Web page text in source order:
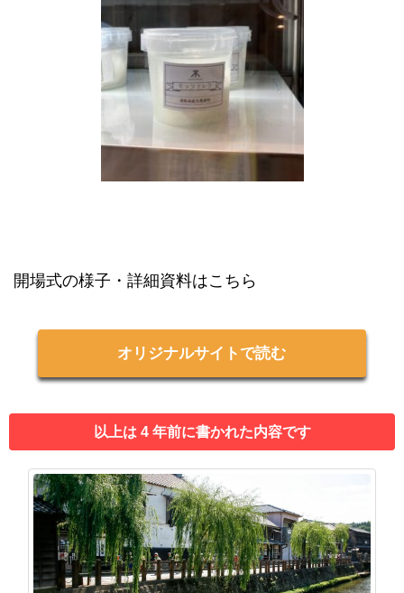
開場式の様子・詳細資料はこちら
オリジナルサイトで読む
以上は 4 年前に書かれた内容です